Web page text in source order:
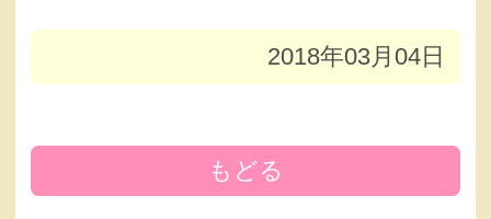
2018年03月04日
もどる